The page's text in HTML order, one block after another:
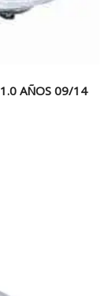
AÑOS 09/14